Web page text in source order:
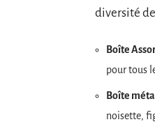
diversité
Boîte
pour tous
Boîte
noisette,